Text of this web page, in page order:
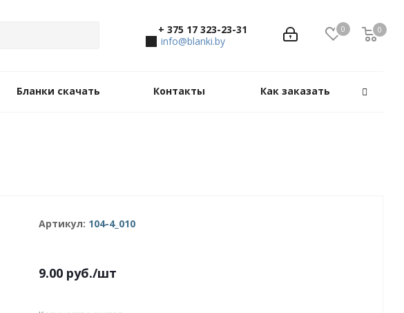
0 0
0
+ 375 17 323-23-31
info@blanki.by
Бланки скачать Контакты Как заказать
Артикул: 104-4_010
9.00 руб./шт